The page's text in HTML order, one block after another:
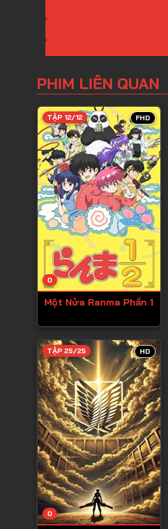
PHIM LIÊN QUAN
FHD
0
TẬP 12/12
Một Nửa Ranma Phần 1
HD
0
TẬP 25/25